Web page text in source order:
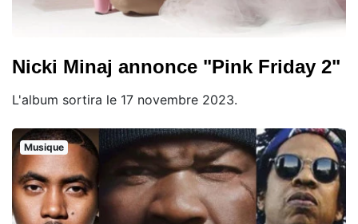
Nicki Minaj annonce "Pink Friday 2"
L'album sortira le 17 novembre 2023.
Musique